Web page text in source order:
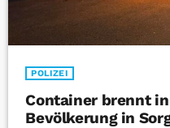
POLIZEI
Container brennt
Bevölkerung in